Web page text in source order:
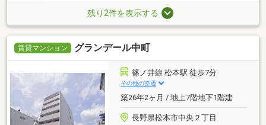
残り2件を表示する
賃貸マンション グランデール中町
篠ノ井線 松本駅 徒歩7分
その他の交通
築26年2ヶ月 / 地上7階地下1階建
長野県松本市中央２丁目